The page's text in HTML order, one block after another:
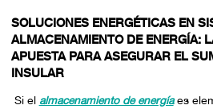
SOLUCIONES ENERGÉTICAS EN
ALMACENAMIENTO DE ENERGÍA:
APUESTA PARA ASEGURAR EL
INSULAR
Si el almacenamiento de energíaes